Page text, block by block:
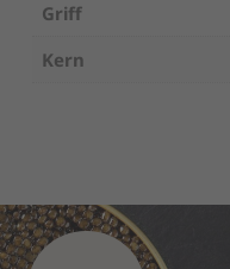
Griff
Kern